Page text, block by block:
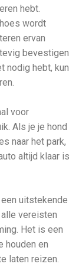
hebt.
wordt
ervan
bevestigen
nodig hebt, kun
voor
Als je je hond
naar het park,
altijd klaar is
uitstekende
vereisten
Het is een
houden en
laten reizen.